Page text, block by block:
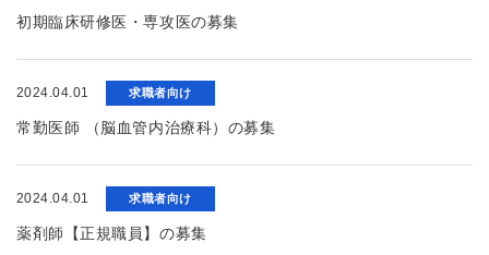
初期臨床研修医・専攻医の募集
2024.04.01 求職者向け
常勤医師 （脳血管内治療科）の募集
2024.04.01 求職者向け
薬剤師【正規職員】の募集